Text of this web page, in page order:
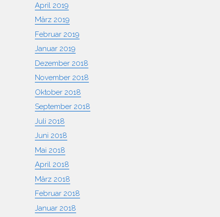
April 2019
März 2019
Februar 2019
Januar 2019
Dezember 2018
November 2018
Oktober 2018
September 2018
Juli 2018
Juni 2018
Mai 2018
April 2018
März 2018
Februar 2018
Januar 2018